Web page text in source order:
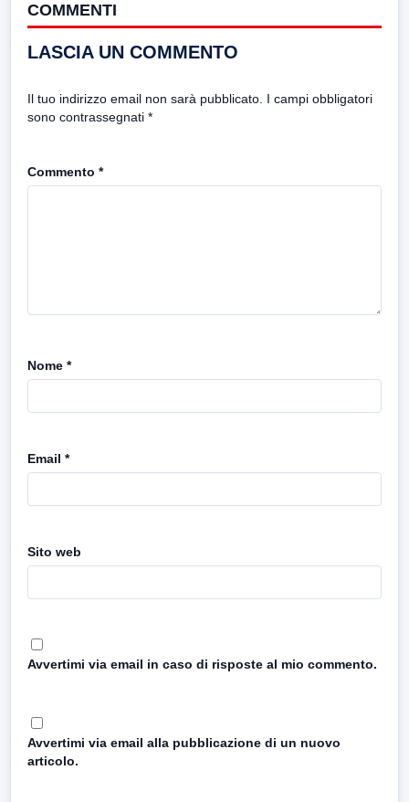
COMMENTI
LASCIA UN COMMENTO
Il tuo indirizzo email non sarà pubblicato. I campi obbligatori
sono contrassegnati *
Commento *
Nome *
Email *
Sito web
Avvertimi via email in caso di risposte al mio commento.
Avvertimi via email alla pubblicazione di un nuovo
articolo.